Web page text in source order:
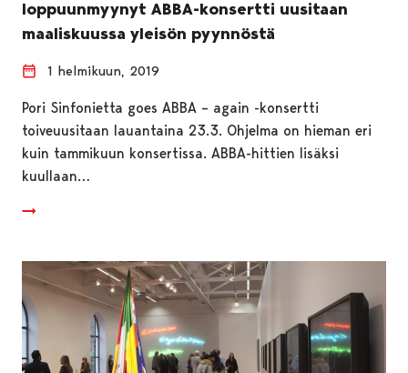
loppuunmyynyt ABBA-konsertti uusitaan
maaliskuussa yleisön pyynnöstä
1 helmikuun, 2019
Pori Sinfonietta goes ABBA – again -konsertti
toiveuusitaan lauantaina 23.3. Ohjelma on hieman eri
kuin tammikuun konsertissa. ABBA-hittien lisäksi
kuullaan…